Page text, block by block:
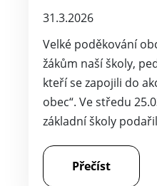
31.3.2026
Velké poděkování
žákům naší školy,
kteří se zapojili do
obec“. Ve středu
základní školy
Přečíst